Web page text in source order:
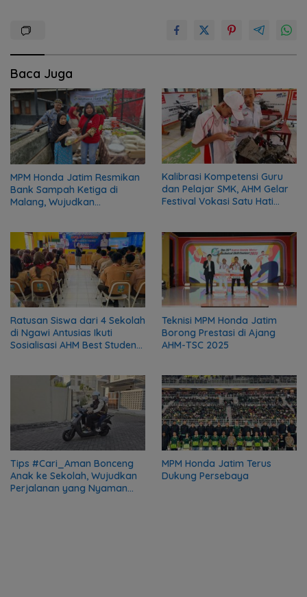
Baca Juga
MPM Honda Jatim Resmikan
Bank Sampah Ketiga di
Malang, Wujudkan
Kalibrasi Kompetensi Guru
dan Pelajar SMK, AHM Gelar
Festival Vokasi Satu Hati
Ratusan Siswa dari 4 Sekolah
di Ngawi Antusias Ikuti
Sosialisasi AHM Best Student
Teknisi MPM Honda Jatim
Borong Prestasi di Ajang
AHM-TSC 2025
Tips #Cari_Aman Bonceng
Anak ke Sekolah, Wujudkan
Perjalanan yang Nyaman
MPM Honda Jatim Terus
Dukung Persebaya